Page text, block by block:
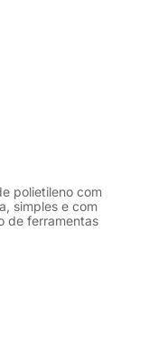
polietileno com
simples e com
de ferramentas